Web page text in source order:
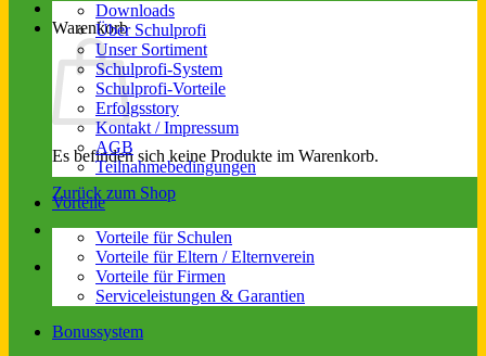
Warenkorb
Es befinden sich keine Produkte im Warenkorb.
Zurück zum Shop
Downloads
Über Schulprofi
Unser Sortiment
Schulprofi-System
Schulprofi-Vorteile
Erfolgsstory
Kontakt / Impressum
AGB
Teilnahmebedingungen
Vorteile
Vorteile für Schulen
Vorteile für Eltern / Elternverein
Vorteile für Firmen
Serviceleistungen & Garantien
Bonussystem